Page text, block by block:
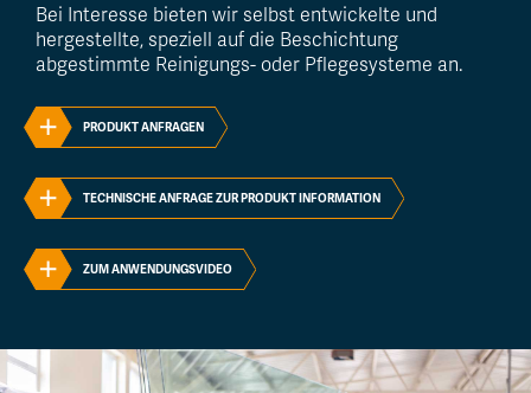
Bei Interesse bieten wir selbst entwickelte und
hergestellte, speziell auf die Beschichtung
abgestimmte Reinigungs- oder Pflegesysteme an.
PRODUKT ANFRAGEN
TECHNISCHE ANFRAGE ZUR PRODUKT INFORMATION
ZUM ANWENDUNGSVIDEO